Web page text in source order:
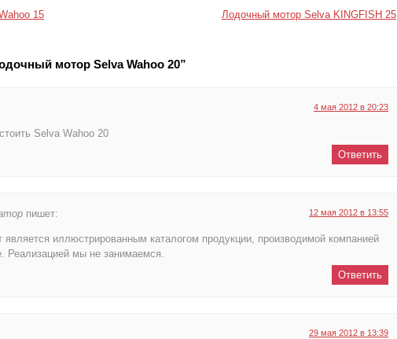
15 Лодочный мотор Selva KINGFISH 25
мотор Selva Wahoo 20”
4 мая 2012 в 20:23
Selva Wahoo 20
Ответить
пишет: 12 мая 2012 в 13:55
является иллюстрированным каталогом продукции, производимой компанией
Реализацией мы не занимаемся.
Ответить
29 мая 2012 в 13:39